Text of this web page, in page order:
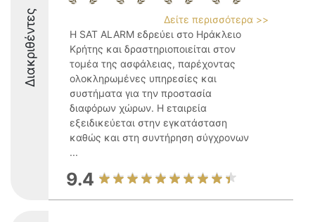
Διακριθέντες
Δείτε περισσότερα >>
Η SAT ALARM εδρεύει στο Ηράκλειο
Κρήτης και δραστηριοποιείται στον
τομέα της ασφάλειας, παρέχοντας
ολοκληρωμένες υπηρεσίες και
συστήματα για την προστασία
διαφόρων χώρων. Η εταιρεία
εξειδικεύεται στην εγκατάσταση
καθώς και στη συντήρηση σύγχρονων
...
9.4